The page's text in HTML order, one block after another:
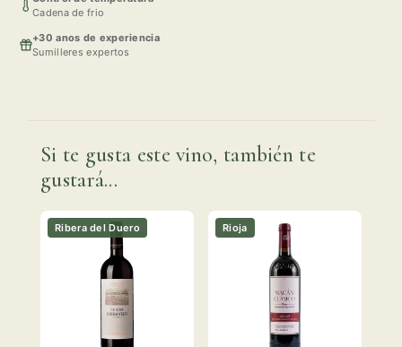
Cadena de frio
+30 anos de experiencia
Sumilleres expertos
Si te gusta este vino, también te
gustará...
Ribera del Duero Rioja